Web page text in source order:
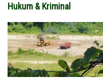
Hukum & Kriminal